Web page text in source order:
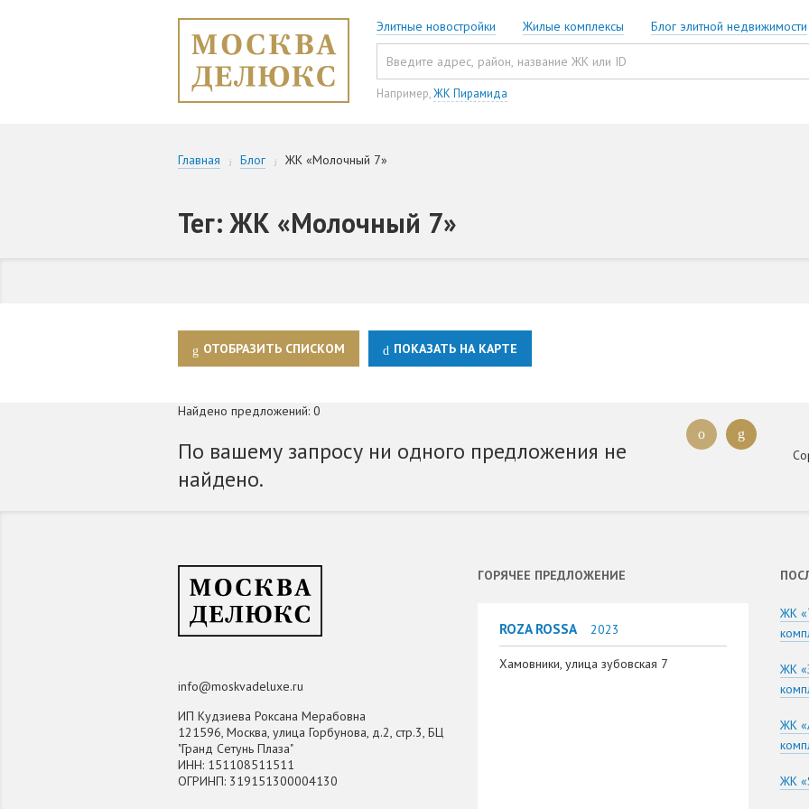
Элитные новостройки Жилые комплексы Блог элитной недвижимости
Например,ЖК Пирамида
Главная Блог ЖК «Молочный 7»
Тег: ЖК «Молочный 7»
ОТОБРАЗИТЬ СПИСКОМ ПОКАЗАТЬ НА КАРТЕ
Найдено предложений: 0
По вашему запросу ни одного предложения не
найдено.
info@moskvadeluxe.ru
ИП Кудзиева Роксана Мерабовна
121596, Москва, улица Горбунова, д.2, стр.3, БЦ
"Гранд Сетунь Плаза"
ИНН: 151108511511
ОГРИНП: 319151300004130
ГОРЯЧЕЕ ПРЕДЛОЖЕНИЕ
ROZA ROSSA 2023
Хамовники, улица зубовская 7
ЖК
ЖК
ЖК
ЖК